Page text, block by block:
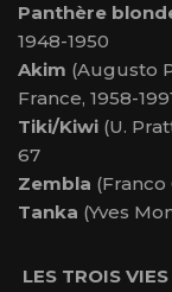
Panthère
1948-1950
Akim
France, 1958-
Tiki/Kiwi (U.
67
Zembla
Tanka (Yves
LES TROIS